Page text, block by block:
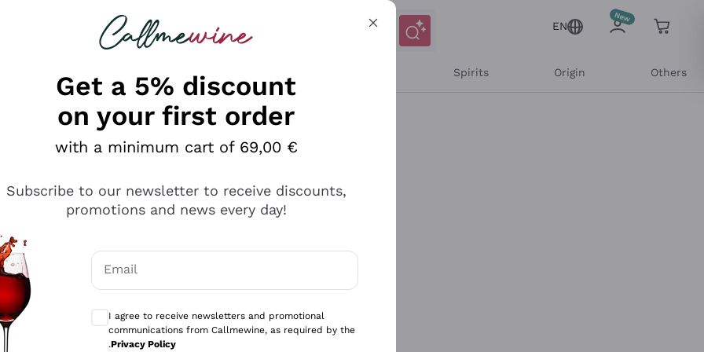
looking for
EN
Spirits Origin Others
Get a 5% discount
on your first order
with a minimum cart of 69,00 €
Subscribe to our newsletter to receive discounts,
promotions and news every day!
Email
I agree to receive newsletters and promotional
communications from Callmewine, as required by the
.Privacy Policy